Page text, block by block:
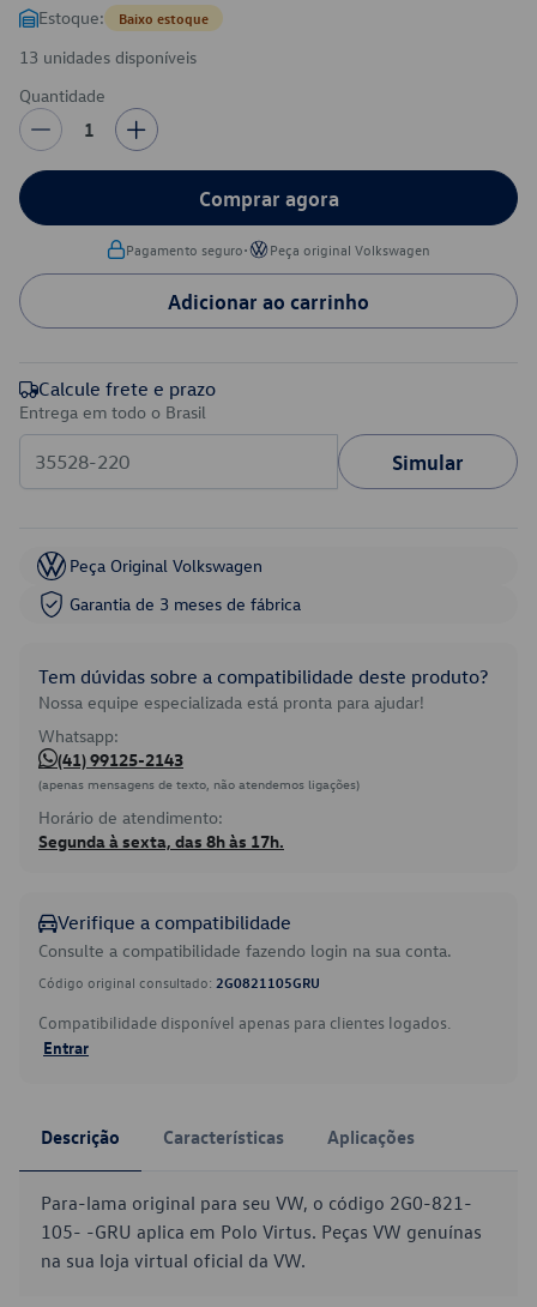
Estoque: Baixo estoque
13 unidades disponíveis
Quantidade
1
Comprar agora
Pagamento seguro• Peça original Volkswagen
Adicionar ao carrinho
Calcule frete e prazo
Entrega em todo o Brasil
Simular
Peça Original Volkswagen
Garantia de 3 meses de fábrica
Tem dúvidas sobre a compatibilidade deste produto?
Nossa equipe especializada está pronta para ajudar!
Whatsapp:
(41) 99125-2143
(apenas mensagens de texto, não atendemos ligações)
Horário de atendimento:
Segunda à sexta, das 8h às 17h.
Verifique a compatibilidade
Consulte a compatibilidade fazendo login na sua conta.
Código original consultado: 2G0821105GRU
Compatibilidade disponível apenas para clientes logados.
Entrar
Descrição Características Aplicações
Para-lama original para seu VW, o código 2G0-821-
105- -GRU aplica em Polo Virtus. Peças VW genuínas
na sua loja virtual oficial da VW.